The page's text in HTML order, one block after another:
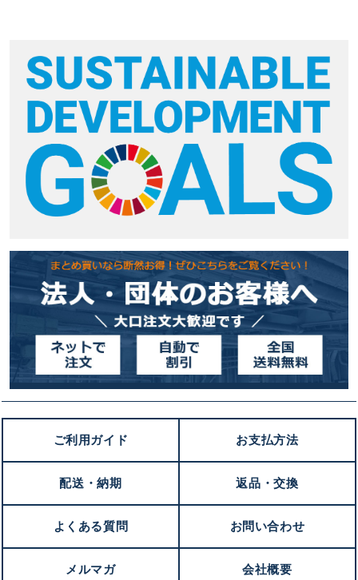
ご利用ガイド お支払方法
配送・納期 返品・交換
よくある質問 お問い合わせ
メルマガ 会社概要